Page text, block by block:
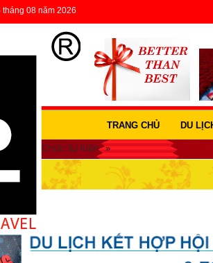
08 năm 2026
TRANG CHỦ DU
Vụ Tổ Chức Sự Kiện »